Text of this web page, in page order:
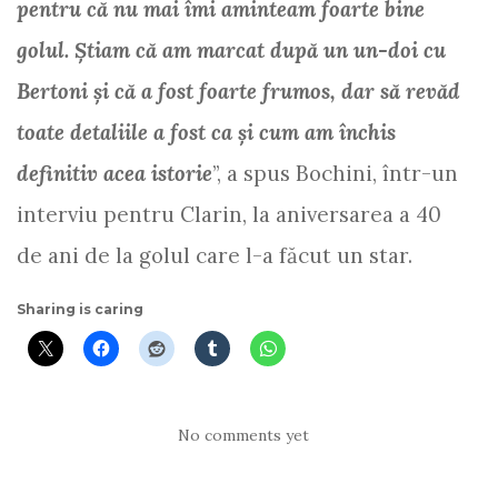
pentru că nu mai îmi aminteam foarte bine
golul. Ştiam că am marcat după un un-doi cu
Bertoni şi că a fost foarte frumos, dar să revăd
toate detaliile a fost ca şi cum am închis
definitiv acea istorie”, a spus Bochini, într-un
interviu pentru Clarin, la aniversarea a 40
de ani de la golul care l-a făcut un star.
Sharing is caring
No comments yet